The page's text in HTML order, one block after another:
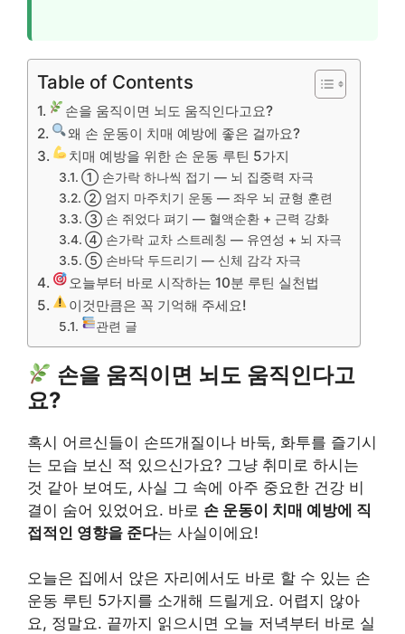
Table of Contents
손을 움직이면 뇌도 움직인다고요?
왜 손 운동이 치매 예방에 좋은 걸까요?
치매 예방을 위한 손 운동 루틴 5가지
① 손가락 하나씩 접기 — 뇌 집중력 자극
② 엄지 마주치기 운동 — 좌우 뇌 균형 훈련
③ 손 쥐었다 펴기 — 혈액순환 + 근력 강화
④ 손가락 교차 스트레칭 — 유연성 + 뇌 자극
⑤ 손바닥 두드리기 — 신체 감각 자극
오늘부터 바로 시작하는 10분 루틴 실천법
이것만큼은 꼭 기억해 주세요!
관련 글
손을 움직이면 뇌도 움직인다고
요?
혹시 어르신들이 손뜨개질이나 바둑, 화투를 즐기시
는 모습 보신 적 있으신가요? 그냥 취미로 하시는
것 같아 보여도, 사실 그 속에 아주 중요한 건강 비
결이 숨어 있었어요. 바로 손 운동이 치매 예방에 직
접적인 영향을 준다는 사실이에요!
오늘은 집에서 앉은 자리에서도 바로 할 수 있는 손
운동 루틴 5가지를 소개해 드릴게요. 어렵지 않아
요, 정말요. 끝까지 읽으시면 오늘 저녁부터 바로 실